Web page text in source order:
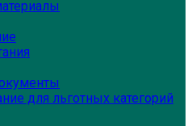
для льготных категорий